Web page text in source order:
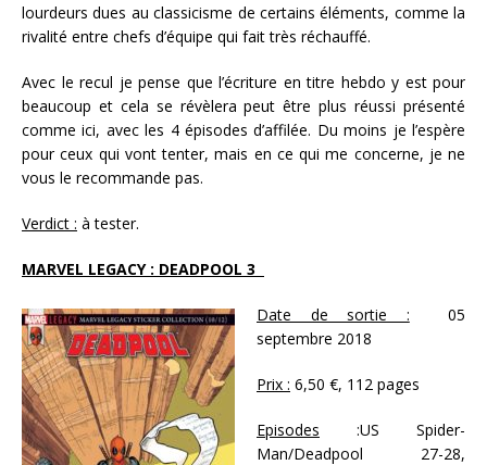
lourdeurs dues au classicisme de certains éléments, comme la
rivalité entre chefs d’équipe qui fait très réchauffé.
Avec le recul je pense que l’écriture en titre hebdo y est pour
beaucoup et cela se révèlera peut être plus réussi présenté
comme ici, avec les 4 épisodes d’affilée. Du moins je l’espère
pour ceux qui vont tenter, mais en ce qui me concerne, je ne
vous le recommande pas.
Verdict : à tester.
MARVEL LEGACY : DEADPOOL 3
Date de sortie : 05
septembre 2018
Prix : 6,50 €, 112 pages
Episodes :US Spider-
Man/Deadpool 27-28,